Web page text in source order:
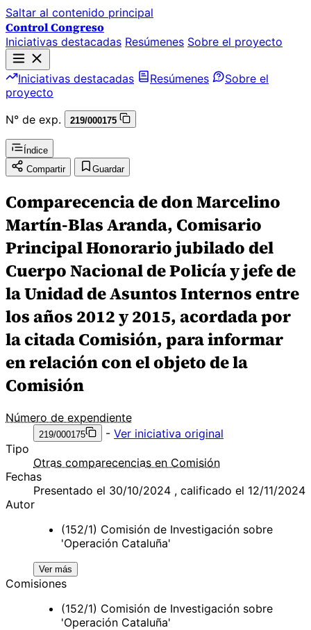
Saltar al contenido principal
Control Congreso
Iniciativas destacadas Resúmenes Sobre el proyecto
Iniciativas destacadas Resúmenes
Sobre el
proyecto
N° de exp.
219/000175
Índice
Compartir
Guardar
Comparecencia de don Marcelino
Martín-Blas Aranda, Comisario
Principal Honorario jubilado del
Cuerpo Nacional de Policía y jefe de
la Unidad de Asuntos Internos entre
los años 2012 y 2015, acordada por
la citada Comisión, para informar
en relación con el objeto de la
Comisión
Número de expendiente
219/000175 - Ver iniciativa original
Tipo
Otras comparecencias en Comisión
Fechas
Presentado el 30/10/2024 , calificado el 12/11/2024
Autor
(152/1) Comisión de Investigación sobre
'Operación Cataluña'
Ver más
Comisiones
(152/1) Comisión de Investigación sobre
'Operación Cataluña'